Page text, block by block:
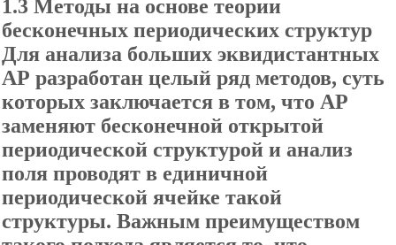
1.3 Методы на основе теории
бесконечных периодических структур
Для анализа больших эквидистантных
АР разработан целый ряд методов, суть
которых заключается в том, что АР
заменяют бесконечной открытой
периодической структурой и анализ
поля проводят в единичной
периодической ячейке такой
структуры. Важным преимуществом